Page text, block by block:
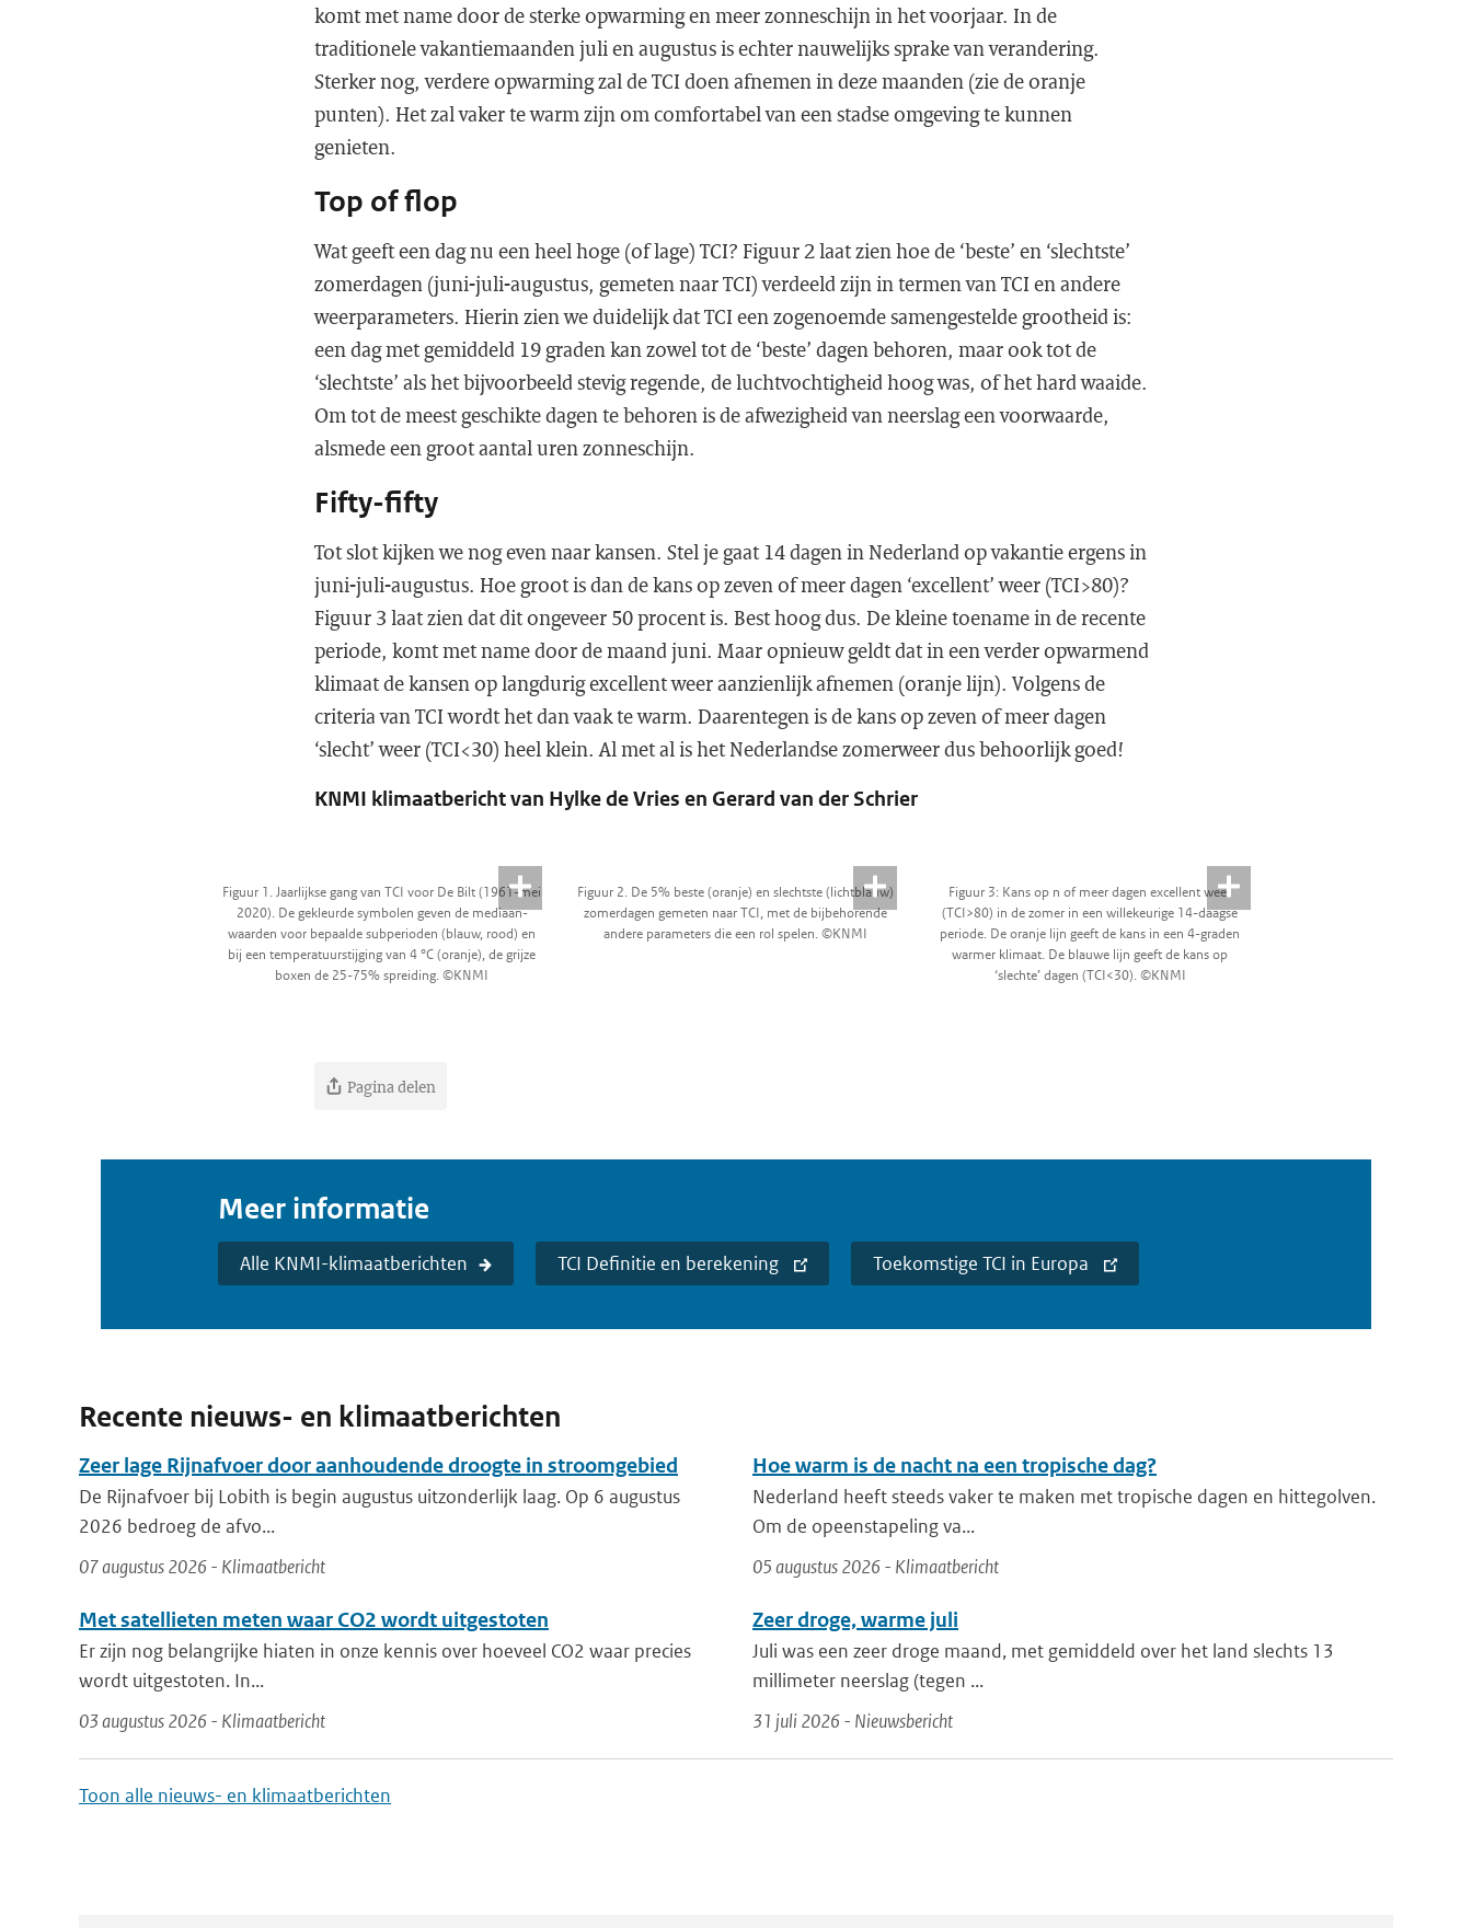
komt met name door de sterke opwarming en meer zonneschijn in het voorjaar. In de
traditionele vakantiemaanden juli en augustus is echter nauwelijks sprake van verandering.
Sterker nog, verdere opwarming zal de TCI doen afnemen in deze maanden (zie de oranje
punten). Het zal vaker te warm zijn om comfortabel van een stadse omgeving te kunnen
genieten.
Top of flop
Wat geeft een dag nu een heel hoge (of lage) TCI? Figuur 2 laat zien hoe de ‘beste’ en ‘slechtste’
zomerdagen (juni-juli-augustus, gemeten naar TCI) verdeeld zijn in termen van TCI en andere
weerparameters. Hierin zien we duidelijk dat TCI een zogenoemde samengestelde grootheid is:
een dag met gemiddeld 19 graden kan zowel tot de ‘beste’ dagen behoren, maar ook tot de
‘slechtste’ als het bijvoorbeeld stevig regende, de luchtvochtigheid hoog was, of het hard waaide.
Om tot de meest geschikte dagen te behoren is de afwezigheid van neerslag een voorwaarde,
alsmede een groot aantal uren zonneschijn.
Fifty-fifty
Tot slot kijken we nog even naar kansen. Stel je gaat 14 dagen in Nederland op vakantie ergens in
juni-juli-augustus. Hoe groot is dan de kans op zeven of meer dagen ‘excellent’ weer (TCI>80)?
Figuur 3 laat zien dat dit ongeveer 50 procent is. Best hoog dus. De kleine toename in de recente
periode, komt met name door de maand juni. Maar opnieuw geldt dat in een verder opwarmend
klimaat de kansen op langdurig excellent weer aanzienlijk afnemen (oranje lijn). Volgens de
criteria van TCI wordt het dan vaak te warm. Daarentegen is de kans op zeven of meer dagen
‘slecht’ weer (TCI<30) heel klein. Al met al is het Nederlandse zomerweer dus behoorlijk goed!
KNMI klimaatbericht van Hylke de Vries en Gerard van der Schrier
Figuur 1. Jaarlijkse gang van TCI voor De Bilt (1961-mei
2020). De gekleurde symbolen geven de mediaan-
waarden voor bepaalde subperioden (blauw, rood) en
bij een temperatuurstijging van 4 °C (oranje), de grijze
boxen de 25-75% spreiding. ©KNMI
Figuur 2. De 5% beste (oranje) en slechtste (lichtblauw)
zomerdagen gemeten naar TCI, met de bijbehorende
andere parameters die een rol spelen. ©KNMI
Figuur 3: Kans op n of meer dagen excellent weer
(TCI>80) in de zomer in een willekeurige 14-daagse
periode. De oranje lijn geeft de kans in een 4-graden
warmer klimaat. De blauwe lijn geeft de kans op
‘slechte’ dagen (TCI<30). ©KNMI
Pagina delen
Meer informatie
Alle KNMI-klimaatberichten TCI Definitie en berekening Toekomstige TCI in Europa
Recente nieuws- en klimaatberichten
Zeer lage Rijnafvoer door aanhoudende droogte in stroomgebied
De Rijnafvoer bij Lobith is begin augustus uitzonderlijk laag. Op 6 augustus
2026 bedroeg de afvo...
07 augustus 2026 - Klimaatbericht
Hoe warm is de nacht na een tropische dag?
Nederland heeft steeds vaker te maken met tropische dagen en hittegolven.
Om de opeenstapeling va...
05 augustus 2026 - Klimaatbericht
Met satellieten meten waar CO2 wordt uitgestoten
Er zijn nog belangrijke hiaten in onze kennis over hoeveel CO2 waar precies
wordt uitgestoten. In...
03 augustus 2026 - Klimaatbericht
Zeer droge, warme juli
Juli was een zeer droge maand, met gemiddeld over het land slechts 13
millimeter neerslag (tegen ...
31 juli 2026 - Nieuwsbericht
Toon alle nieuws- en klimaatberichten